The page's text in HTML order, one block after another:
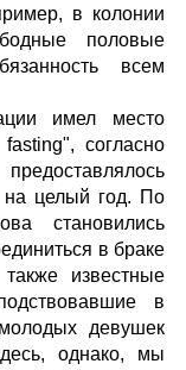
в колонии
половые
всем
имел место
согласно
на целый год. По
становились
в браке
известные
в
девушек
однако, мы